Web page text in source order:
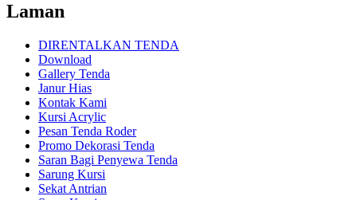
Laman
DIRENTALKAN TENDA
Download
Gallery Tenda
Janur Hias
Kontak Kami
Kursi Acrylic
Pesan Tenda Roder
Promo Dekorasi Tenda
Saran Bagi Penyewa Tenda
Sarung Kursi
Sekat Antrian